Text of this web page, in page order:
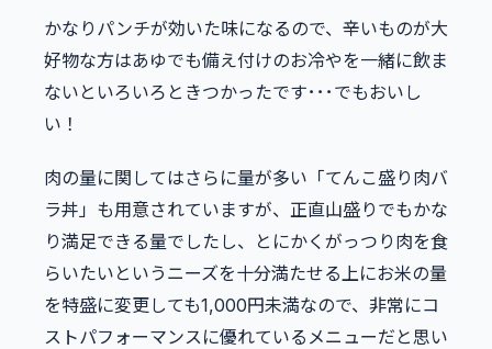
かなりパンチが効いた味になるので、辛いものが大
好物な方はあゆでも備え付けのお冷やを一緒に飲ま
ないといろいろときつかったです･･･でもおいし
い！
肉の量に関してはさらに量が多い「てんこ盛り肉バ
ラ丼」も用意されていますが、正直山盛りでもかな
り満足できる量でしたし、とにかくがっつり肉を食
らいたいというニーズを十分満たせる上にお米の量
を特盛に変更しても1,000円未満なので、非常にコ
ストパフォーマンスに優れているメニューだと思い